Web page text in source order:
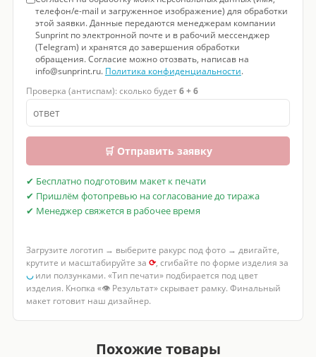
телефон/e-mail и загруженное изображение) для обработки
этой заявки. Данные передаются менеджерам компании
Sunprint по электронной почте и в рабочий мессенджер
(Telegram) и хранятся до завершения обработки
обращения. Согласие можно отозвать, написав на
info@sunprint.ru. Политика конфиденциальности.
Проверка (антиспам): сколько будет6 + 6
🛒 Отправить заявку
✔ Бесплатно подготовим макет к печати
✔ Пришлём фотопревью на согласование до тиража
✔ Менеджер свяжется в рабочее время
Загрузите логотип → выберите ракурс под фото → двигайте,
крутите и масштабируйте за ⟳, сгибайте по форме изделия за
◡или ползунками. «Тип печати» подбирается под цвет
изделия. Кнопка «👁 Результат» скрывает рамку. Финальный
макет готовит наш дизайнер.
Похожие товары